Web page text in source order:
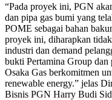
“Pada proyek ini, PGN
dan pipa gas bumi yang
POME sebagai bahan
proyek ini, diharapkan
industri dan demand
bukti Pertamina Group
Osaka Gas berkomitmen
renewable energy.” jelas
Bisnis PGN Harry Budi